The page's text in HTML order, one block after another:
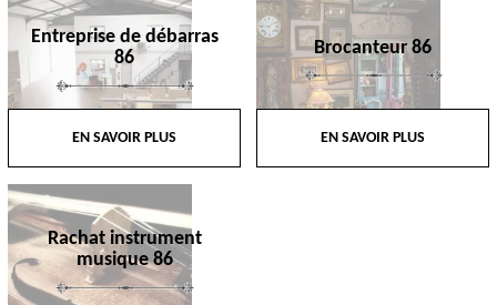
Entreprise de débarras
86
EN SAVOIR PLUS
Brocanteur 86
EN SAVOIR PLUS
Rachat instrument
musique 86